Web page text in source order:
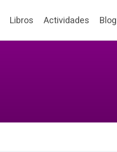
Libros Actividades Blog